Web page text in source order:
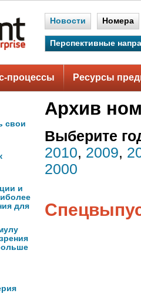
Новости Номера
Перспективные
процессы Ресурсы
свои
и
для
Архив
Выберите
2010, 2009,
2000